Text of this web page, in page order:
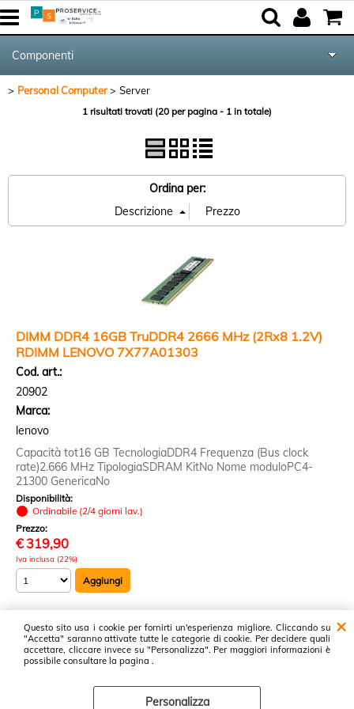
Questo sito usa i cookie per fornirti un'esperienza migliore. Cliccando su
"Accetta" saranno attivate tutte le categorie di cookie. Per decidere quali
accettare, cliccare invece su "Personalizza". Per maggiori informazioni è
possibile consultare la pagina .
Personalizza
Tutte le Categorie
Componenti
Networking & Com.
Personal Computer Server
1 risultati trovati (20 per pagina - 1 in totale)
Ordina per:
DIMM DDR4 16GB TruDDR4 2666 MHz (2Rx8 1.2V)
RDIMM LENOVO 7X77A01303
Cod. art.:
20902
Marca:
lenovo
Capacità tot16 GB TecnologiaDDR4 Frequenza (Bus clock
rate)2.666 MHz TipologiaSDRAM KitNo Nome moduloPC4-
21300 GenericaNo
Disponibilità:
Ordinabile (2/4 giorni lav.)
Prezzo:
€ 319,90
Iva inclusa (22%)
1 risultati trovati (20 per pagina - 1 in totale)
Proservice srl ~ Cash & Carry Prodotti Informatici ~ Via Luxemburg, 37 -